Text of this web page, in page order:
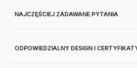
NAJCZĘŚCIEJ ZADAWANE PYTANIA
ODPOWIEDZIALNY DESIGN I